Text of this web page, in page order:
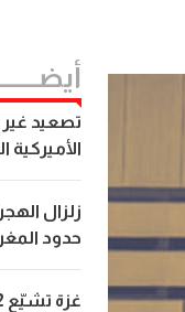
تصعيد
زلزال
حدود